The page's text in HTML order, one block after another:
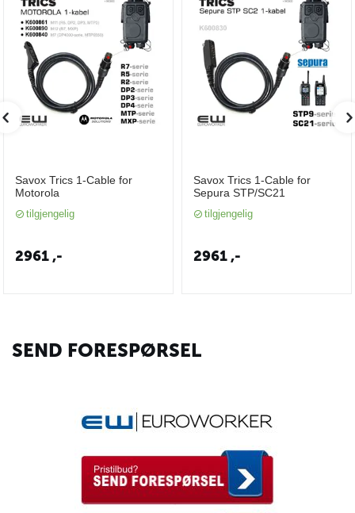
Savox Trics 1-Cable for
Motorola
tilgjengelig
2961,-
Savox Trics 1-Cable for
Sepura STP/SC21
tilgjengelig
2961,-
SEND FORESPØRSEL